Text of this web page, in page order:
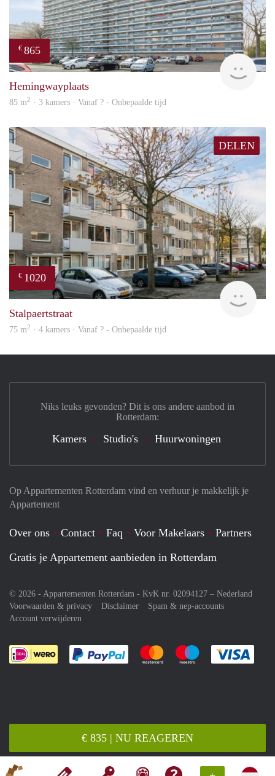
€ 835 | NU REAGEREN
€ 865
Hemingwayplaats
85 m2 · 3 kamers · Vanaf ? - Onbepaalde tijd
DELEN
€ 1020
Stalpaertstraat
75 m2 · 4 kamers · Vanaf ? - Onbepaalde tijd
Op Appartementen Rotterdam vind en verhuur je makkelijk je
Appartement
Over ons Contact Faq Voor Makelaars
Partners
Gratis je Appartement aanbieden in Rotterdam
© 2026 - Appartementen Rotterdam - KvK nr. 02094127 – Nederland
Voorwaarden & privacy
Disclaimer
Spam & nep-accounts
Account verwijderen
Je rekent gemakkelijk af met Paypal
Je rekent gemakkelijk af met
Je rekent
Niks leuks gevonden? Dit is ons andere aanbod in
Rotterdam:
Kamers Studio's Huurwoningen